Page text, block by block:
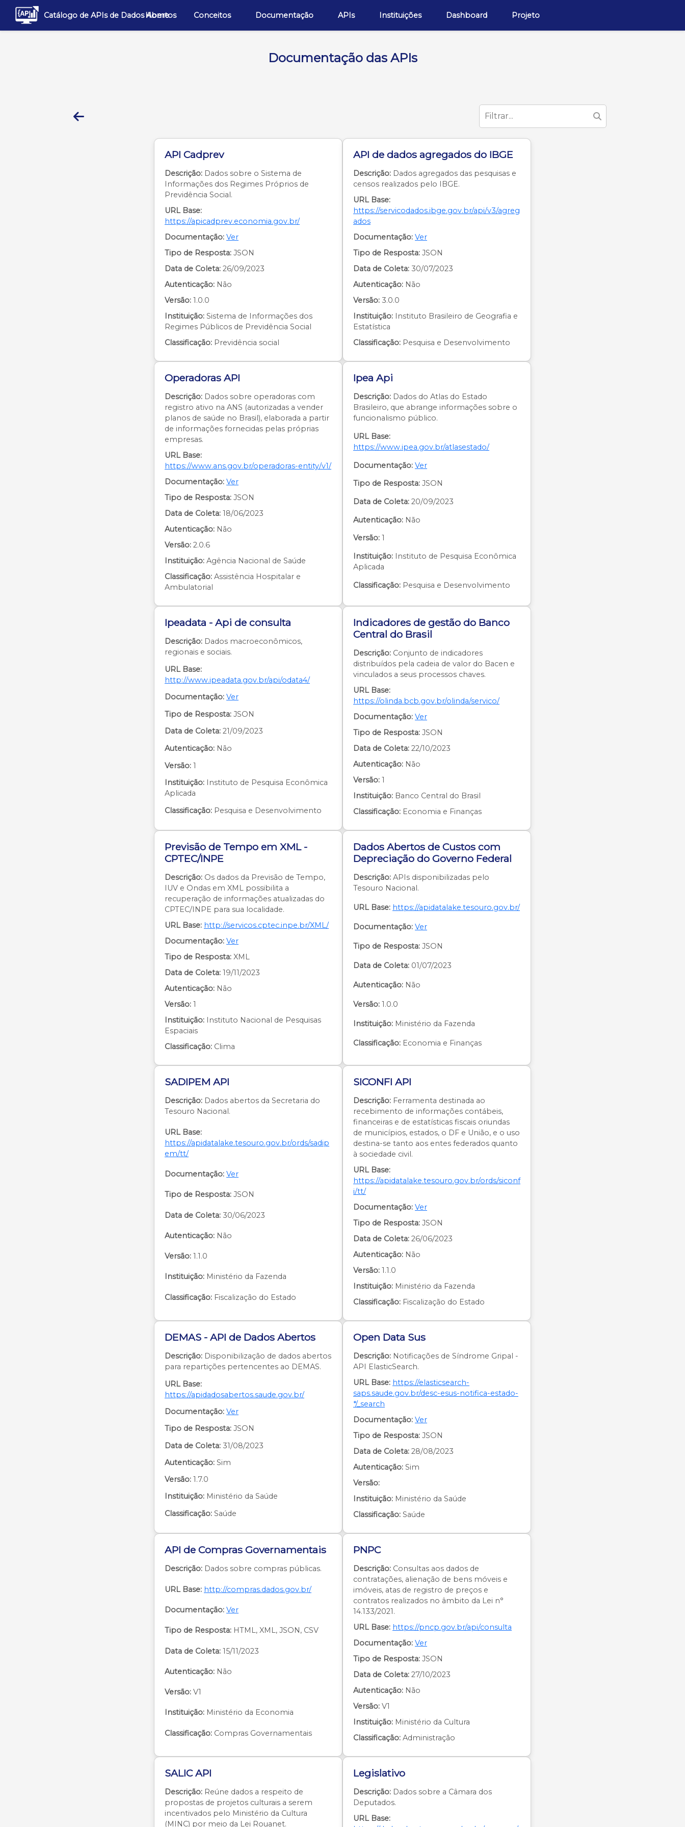
Catálogo de APIs de Dados Abertos
Home Conceitos Documentação APIs Instituições Dashboard Projeto
Documentação das APIs
API Cadprev
Descrição: Dados sobre o Sistema de
Informações dos Regimes Próprios de
Previdência Social.
URL Base:
https://apicadprev.economia.gov.br/
Documentação: Ver
Tipo de Resposta: JSON
Data de Coleta: 26/09/2023
Autenticação: Não
Versão: 1.0.0
Instituição: Sistema de Informações dos
Regimes Públicos de Previdência Social
Classificação: Previdência social
API de dados agregados do IBGE
Descrição: Dados agregados das pesquisas e
censos realizados pelo IBGE.
URL Base:
https://servicodados.ibge.gov.br/api/v3/agreg
ados
Documentação: Ver
Tipo de Resposta: JSON
Data de Coleta: 30/07/2023
Autenticação: Não
Versão: 3.0.0
Instituição: Instituto Brasileiro de Geografia e
Estatística
Classificação: Pesquisa e Desenvolvimento
Operadoras API
Descrição: Dados sobre operadoras com
registro ativo na ANS (autorizadas a vender
planos de saúde no Brasil), elaborada a partir
de informações fornecidas pelas próprias
empresas.
URL Base:
https://www.ans.gov.br/operadoras-entity/v1/
Documentação: Ver
Tipo de Resposta: JSON
Data de Coleta: 18/06/2023
Autenticação: Não
Versão: 2.0.6
Instituição: Agência Nacional de Saúde
Classificação: Assistência Hospitalar e
Ambulatorial
Ipea Api
Descrição: Dados do Atlas do Estado
Brasileiro, que abrange informações sobre o
funcionalismo público.
URL Base:
https://www.ipea.gov.br/atlasestado/
Documentação: Ver
Tipo de Resposta: JSON
Data de Coleta: 20/09/2023
Autenticação: Não
Versão: 1
Instituição: Instituto de Pesquisa Econômica
Aplicada
Classificação: Pesquisa e Desenvolvimento
Ipeadata - Api de consulta
Descrição: Dados macroeconômicos,
regionais e sociais.
URL Base:
http://www.ipeadata.gov.br/api/odata4/
Documentação: Ver
Tipo de Resposta: JSON
Data de Coleta: 21/09/2023
Autenticação: Não
Versão: 1
Instituição: Instituto de Pesquisa Econômica
Aplicada
Classificação: Pesquisa e Desenvolvimento
Indicadores de gestão do Banco
Central do Brasil
Descrição: Conjunto de indicadores
distribuídos pela cadeia de valor do Bacen e
vinculados a seus processos chaves.
URL Base:
https://olinda.bcb.gov.br/olinda/servico/
Documentação: Ver
Tipo de Resposta: JSON
Data de Coleta: 22/10/2023
Autenticação: Não
Versão: 1
Instituição: Banco Central do Brasil
Classificação: Economia e Finanças
Previsão de Tempo em XML -
CPTEC/INPE
Descrição: Os dados da Previsão de Tempo,
IUV e Ondas em XML possibilita a
recuperação de informações atualizadas do
CPTEC/INPE para sua localidade.
URL Base: http://servicos.cptec.inpe.br/XML/
Documentação: Ver
Tipo de Resposta: XML
Data de Coleta: 19/11/2023
Autenticação: Não
Versão: 1
Instituição: Instituto Nacional de Pesquisas
Espaciais
Classificação: Clima
Dados Abertos de Custos com
Depreciação do Governo Federal
Descrição: APIs disponibilizadas pelo
Tesouro Nacional.
URL Base: https://apidatalake.tesouro.gov.br/
Documentação: Ver
Tipo de Resposta: JSON
Data de Coleta: 01/07/2023
Autenticação: Não
Versão: 1.0.0
Instituição: Ministério da Fazenda
Classificação: Economia e Finanças
SADIPEM API
Descrição: Dados abertos da Secretaria do
Tesouro Nacional.
URL Base:
https://apidatalake.tesouro.gov.br/ords/sadip
em/tt/
Documentação: Ver
Tipo de Resposta: JSON
Data de Coleta: 30/06/2023
Autenticação: Não
Versão: 1.1.0
Instituição: Ministério da Fazenda
Classificação: Fiscalização do Estado
SICONFI API
Descrição: Ferramenta destinada ao
recebimento de informações contábeis,
financeiras e de estatísticas fiscais oriundas
de municípios, estados, o DF e União, e o uso
destina-se tanto aos entes federados quanto
à sociedade civil.
URL Base:
https://apidatalake.tesouro.gov.br/ords/siconf
i/tt/
Documentação: Ver
Tipo de Resposta: JSON
Data de Coleta: 26/06/2023
Autenticação: Não
Versão: 1.1.0
Instituição: Ministério da Fazenda
Classificação: Fiscalização do Estado
DEMAS - API de Dados Abertos
Descrição: Disponibilização de dados abertos
para repartições pertencentes ao DEMAS.
URL Base:
https://apidadosabertos.saude.gov.br/
Documentação: Ver
Tipo de Resposta: JSON
Data de Coleta: 31/08/2023
Autenticação: Sim
Versão: 1.7.0
Instituição: Ministério da Saúde
Classificação: Saúde
Open Data Sus
Descrição: Notificações de Síndrome Gripal -
API ElasticSearch.
URL Base: https://elasticsearch-
saps.saude.gov.br/desc-esus-notifica-estado-
*/_search
Documentação: Ver
Tipo de Resposta: JSON
Data de Coleta: 28/08/2023
Autenticação: Sim
Versão:
Instituição: Ministério da Saúde
Classificação: Saúde
API de Compras Governamentais
Descrição: Dados sobre compras públicas.
URL Base: http://compras.dados.gov.br/
Documentação: Ver
Tipo de Resposta: HTML, XML, JSON, CSV
Data de Coleta: 15/11/2023
Autenticação: Não
Versão: V1
Instituição: Ministério da Economia
Classificação: Compras Governamentais
PNPC
Descrição: Consultas aos dados de
contratações, alienação de bens móveis e
imóveis, atas de registro de preços e
contratos realizados no âmbito da Lei n°
14.133/2021.
URL Base: https://pncp.gov.br/api/consulta
Documentação: Ver
Tipo de Resposta: JSON
Data de Coleta: 27/10/2023
Autenticação: Não
Versão: V1
Instituição: Ministério da Cultura
Classificação: Administração
SALIC API
Descrição: Reúne dados a respeito de
propostas de projetos culturais a serem
incentivados pelo Ministério da Cultura
(MINC) por meio da Lei Rouanet.
Legislativo
Descrição: Dados sobre a Câmara dos
Deputados.
URL Base: